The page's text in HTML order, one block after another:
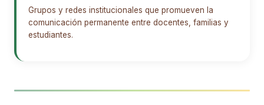
Grupos y redes institucionales que promueven la
comunicación permanente entre docentes, familias y
estudiantes.